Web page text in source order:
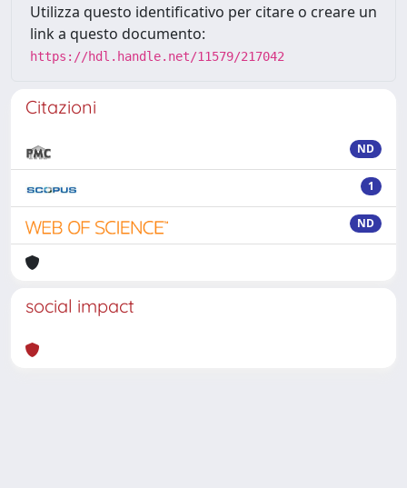
Utilizza questo identificativo per citare o creare un
link a questo documento:
https://hdl.handle.net/11579/217042
Citazioni
ND
1
ND
social impact